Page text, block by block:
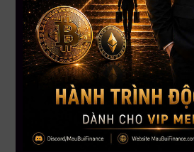
Cổ phiếu các công ty nắm giữ Bitcoin
trong đó Bitcoin cũng tăng nhẹ 2%
chuẩn bị mở cửa trở lại. Dấu hiệu tích
trường đang có cơ hội đảo chiều.
Kết luận
Từ việc OG rời khỏi vị thế cũ, chính
làn sóng ICO “chuẩn chỉnh” tái xuất
sạch kết hợp blockchain – thị trường
đoạn tái định hình. Dù tâm lý còn dè